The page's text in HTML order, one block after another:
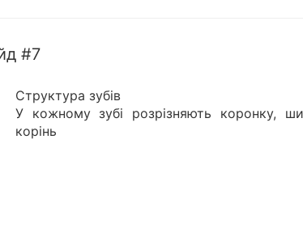
#7
Структура зубів
У кожному зубі розрізняють коронку,
корінь